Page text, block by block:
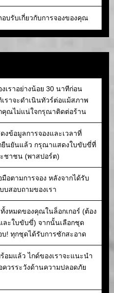
บรับเกี่ยวกับการจองของคุณ
เราอย่างน้อย 30 นาทีก่อน
เราจะดำเนินทัวร์ต่อแม้สภาพ
คุณไม่แน่ใจกรุณาติดต่อร้าน
งข้อมูลการจองและเวลาที่
ยืนยันแล้ว กรุณาแสดงใบขับขี่ที่
ชาชน (พาสปอร์ต)
มือตามการจอง หลังจากได้รับ
สอบถามของเรา
งหมดของคุณในล็อกเกอร์ (ต้อง
ะใบขับขี่) จากนั้นเลือกชุด
! ทุกชุดได้รับการซักสะอาด
อมแล้ว ไกด์ของเราจะแนะนำ
วรระวังด้านความปลอดภัย